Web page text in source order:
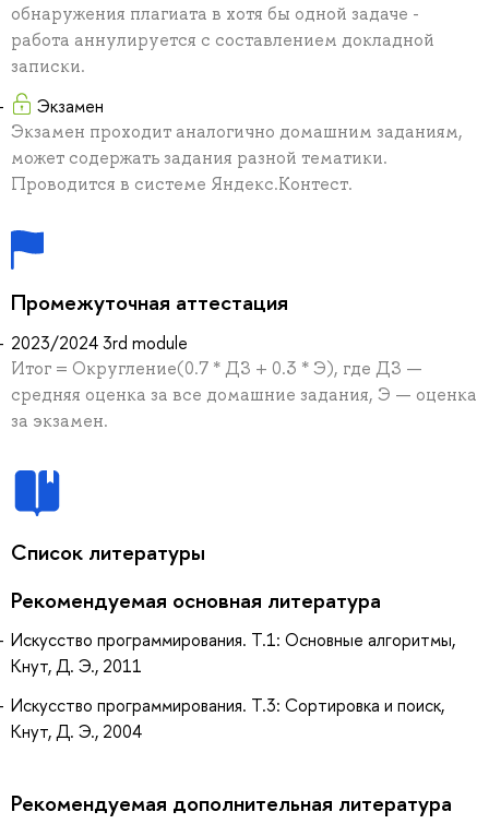
обнаружения плагиата в хотя бы одной задаче -
работа аннулируется с составлением докладной
записки.
Экзамен
Экзамен проходит аналогично домашним заданиям,
может содержать задания разной тематики.
Проводится в системе Яндекс.Контест.
Промежуточная аттестация
2023/2024 3rd module
Итог = Округление(0.7 * ДЗ + 0.3 * Э), где ДЗ —
средняя оценка за все домашние задания, Э — оценка
за экзамен.
Список литературы
Рекомендуемая основная литература
Искусство программирования. Т.1: Основные алгоритмы,
Кнут, Д. Э., 2011
Искусство программирования. Т.3: Сортировка и поиск,
Кнут, Д. Э., 2004
Рекомендуемая дополнительная литература